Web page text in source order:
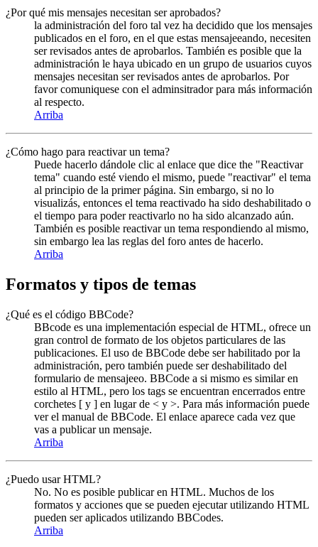
¿Por qué mis mensajes necesitan ser aprobados?
la administración del foro tal vez ha decidido que los mensajes
publicados en el foro, en el que estas mensajeeando, necesiten
ser revisados antes de aprobarlos. También es posible que la
administración le haya ubicado en un grupo de usuarios cuyos
mensajes necesitan ser revisados antes de aprobarlos. Por
favor comuniquese con el adminsitrador para más información
al respecto.
Arriba
¿Cómo hago para reactivar un tema?
Puede hacerlo dándole clic al enlace que dice the "Reactivar
tema" cuando esté viendo el mismo, puede "reactivar" el tema
al principio de la primer página. Sin embargo, si no lo
visualizás, entonces el tema reactivado ha sido deshabilitado o
el tiempo para poder reactivarlo no ha sido alcanzado aún.
También es posible reactivar un tema respondiendo al mismo,
sin embargo lea las reglas del foro antes de hacerlo.
Arriba
Formatos y tipos de temas
¿Qué es el código BBCode?
BBcode es una implementación especial de HTML, ofrece un
gran control de formato de los objetos particulares de las
publicaciones. El uso de BBCode debe ser habilitado por la
administración, pero también puede ser deshabilitado del
formulario de mensajeeo. BBCode a si mismo es similar en
estilo al HTML, pero los tags se encuentran encerrados entre
corchetes [ y ] en lugar de < y >. Para más información puede
ver el manual de BBCode. El enlace aparece cada vez que
vas a publicar un mensaje.
Arriba
¿Puedo usar HTML?
No. No es posible publicar en HTML. Muchos de los
formatos y acciones que se pueden ejecutar utilizando HTML
pueden ser aplicados utilizando BBCodes.
Arriba